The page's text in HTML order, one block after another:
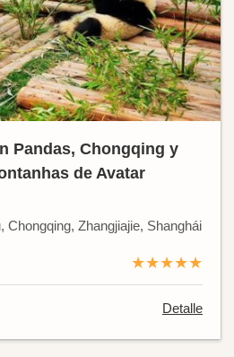
Pandas, Chongqing y
de Avatar
Chongqing, Zhangjiajie, Shanghái
★★★★★
Detalle